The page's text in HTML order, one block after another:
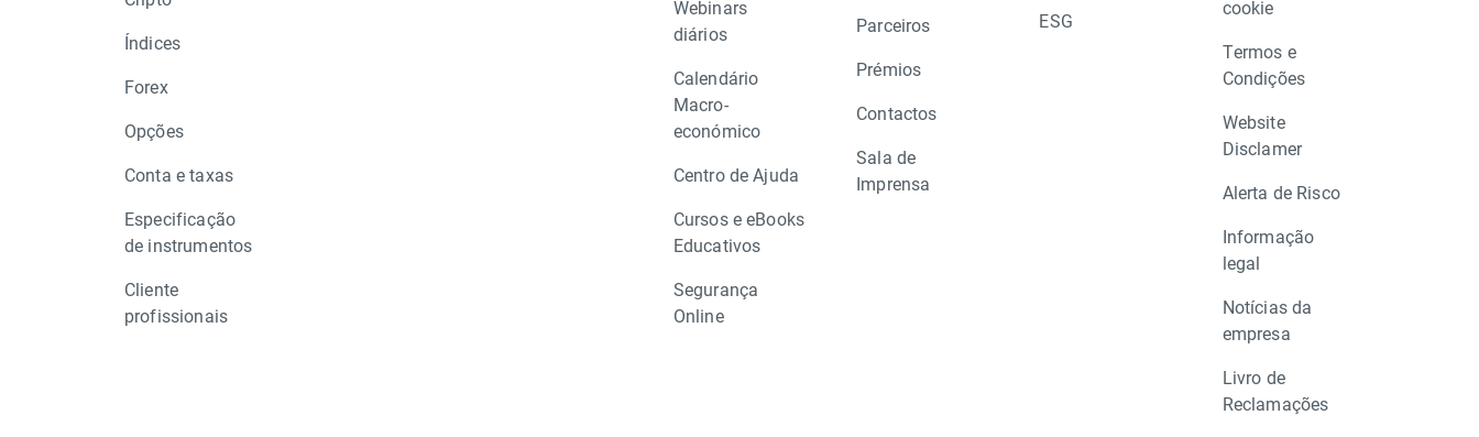
Índices
Forex
Opções
Conta e taxas
Especificação
de instrumentos
Cliente
profissionais
Webinars
diários
Calendário
Macro-
económico
Centro de Ajuda
Cursos e eBooks
Educativos
Segurança
Online
Parceiros
Prémios
Contactos
Sala de
Imprensa
ESG
cookie
Termos e
Condições
Website
Disclamer
Alerta de Risco
Informação
legal
Notícias da
empresa
Livro de
Reclamações